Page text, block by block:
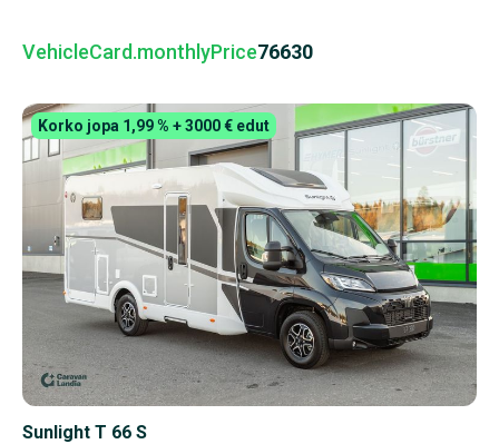
VehicleCard.monthlyPrice76630
Korko jopa 1,99 % + 3000 € edut
Sunlight T 66 S